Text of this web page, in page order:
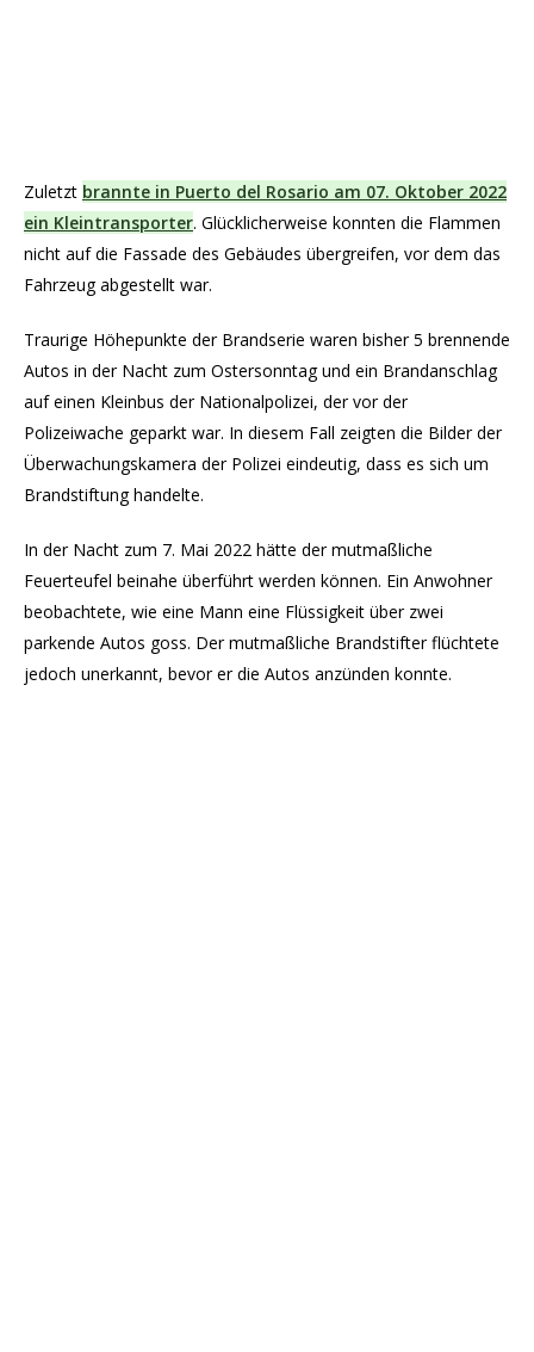
Zuletzt brannte in Puerto del Rosario am 07. Oktober 2022
ein Kleintransporter. Glücklicherweise konnten die Flammen
nicht auf die Fassade des Gebäudes übergreifen, vor dem das
Fahrzeug abgestellt war.
Traurige Höhepunkte der Brandserie waren bisher 5 brennende
Autos in der Nacht zum Ostersonntag und ein Brandanschlag
auf einen Kleinbus der Nationalpolizei, der vor der
Polizeiwache geparkt war. In diesem Fall zeigten die Bilder der
Überwachungskamera der Polizei eindeutig, dass es sich um
Brandstiftung handelte.
In der Nacht zum 7. Mai 2022 hätte der mutmaßliche
Feuerteufel beinahe überführt werden können. Ein Anwohner
beobachtete, wie eine Mann eine Flüssigkeit über zwei
parkende Autos goss. Der mutmaßliche Brandstifter flüchtete
jedoch unerkannt, bevor er die Autos anzünden konnte.